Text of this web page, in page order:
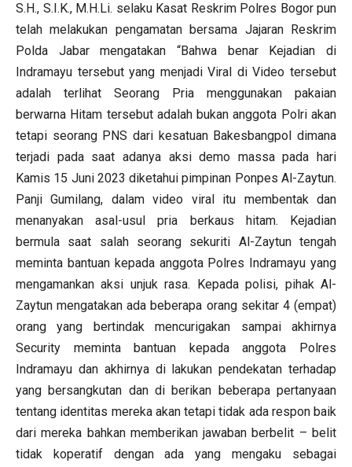
S.H., S.I.K., M.H.Li. selaku Kasat Reskrim Polres Bogor pun
telah melakukan pengamatan bersama Jajaran Reskrim
Polda Jabar mengatakan “Bahwa benar Kejadian di
Indramayu tersebut yang menjadi Viral di Video tersebut
adalah terlihat Seorang Pria menggunakan pakaian
berwarna Hitam tersebut adalah bukan anggota Polri akan
tetapi seorang PNS dari kesatuan Bakesbangpol dimana
terjadi pada saat adanya aksi demo massa pada hari
Kamis 15 Juni 2023 diketahui pimpinan Ponpes Al-Zaytun.
Panji Gumilang, dalam video viral itu membentak dan
menanyakan asal-usul pria berkaus hitam. Kejadian
bermula saat salah seorang sekuriti Al-Zaytun tengah
meminta bantuan kepada anggota Polres Indramayu yang
mengamankan aksi unjuk rasa. Kepada polisi, pihak Al-
Zaytun mengatakan ada beberapa orang sekitar 4 (empat)
orang yang bertindak mencurigakan sampai akhirnya
Security meminta bantuan kepada anggota Polres
Indramayu dan akhirnya di lakukan pendekatan terhadap
yang bersangkutan dan di berikan beberapa pertanyaan
tentang identitas mereka akan tetapi tidak ada respon baik
dari mereka bahkan memberikan jawaban berbelit – belit
tidak koperatif dengan ada yang mengaku sebagai